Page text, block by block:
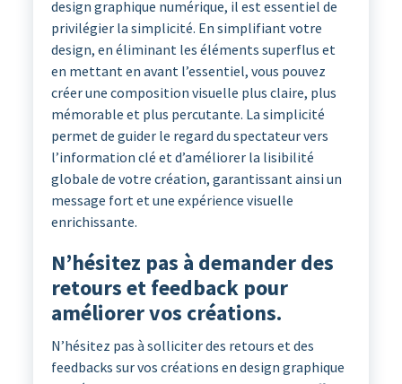
design graphique numérique, il est essentiel de
privilégier la simplicité. En simplifiant votre
design, en éliminant les éléments superflus et
en mettant en avant l’essentiel, vous pouvez
créer une composition visuelle plus claire, plus
mémorable et plus percutante. La simplicité
permet de guider le regard du spectateur vers
l’information clé et d’améliorer la lisibilité
globale de votre création, garantissant ainsi un
message fort et une expérience visuelle
enrichissante.
N’hésitez pas à demander des
retours et feedback pour
améliorer vos créations.
N’hésitez pas à solliciter des retours et des
feedbacks sur vos créations en design graphique